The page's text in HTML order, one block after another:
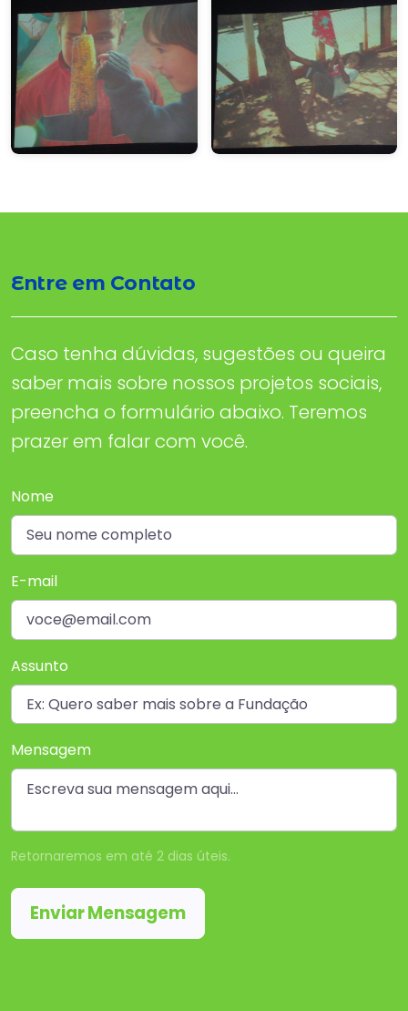
Entre em Contato
Caso tenha dúvidas, sugestões ou queira
saber mais sobre nossos projetos sociais,
preencha o formulário abaixo. Teremos
prazer em falar com você.
Nome
E-mail
Assunto
Mensagem
Retornaremos em até 2 dias úteis.
Enviar Mensagem